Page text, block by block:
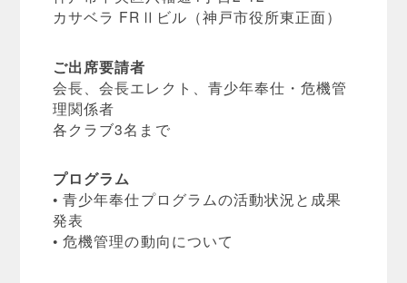
カサベラ FRⅡビル（神戸市役所東正面）
ご出席要請者
会長、会長エレクト、青少年奉仕・危機管
理関係者
各クラブ3名まで
プログラム
• 青少年奉仕プログラムの活動状況と成果
発表
• 危機管理の動向について